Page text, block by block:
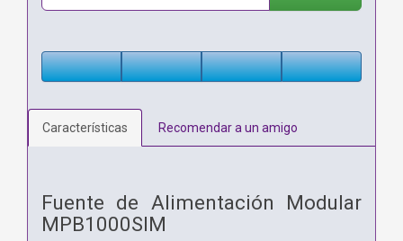
Características Recomendar a un amigo
Fuente de Alimentación Modular
MPB1000SIM